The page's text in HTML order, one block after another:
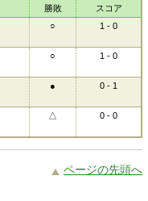
勝敗
スコア
○ 1 - 0
○ 1 - 0
● 0 - 1
△ 0 - 0
ページの先頭へ